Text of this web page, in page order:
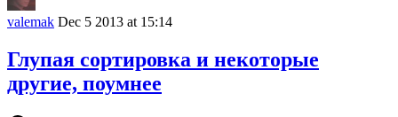
valemak Dec 5 2013 at 15:14
Глупая сортировка и некоторые
другие, поумнее